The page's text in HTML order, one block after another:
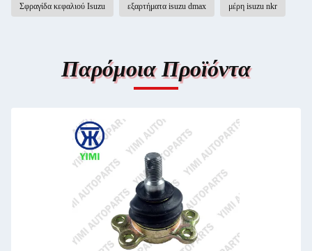
Σφραγίδα κεφαλιού Isuzu εξαρτήματα isuzu dmax μέρη isuzu nkr
Παρόμοια Προϊόντα